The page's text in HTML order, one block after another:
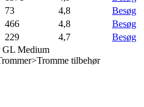
73 4,8
Besøg
466 4,8
Besøg
229 4,7
Besøg
GL Medium
tilbehør